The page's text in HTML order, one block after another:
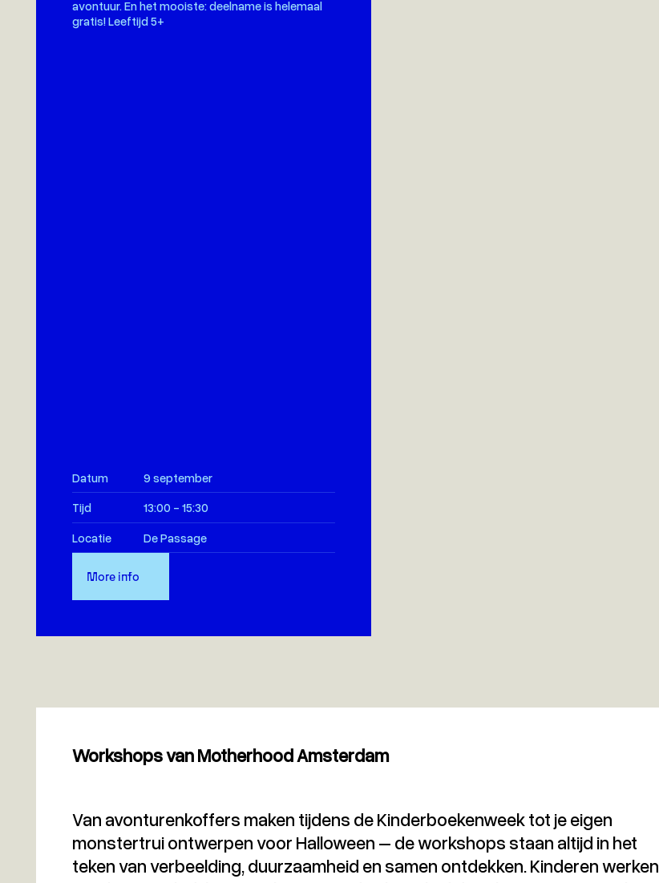
avontuur. En het mooiste: deelname is helemaal
gratis! Leeftijd 5+
Datum 9 september
Tijd 13:00 - 15:30
Locatie De Passage
More info
Workshops van Motherhood Amsterdam
Van avonturenkoffers maken tijdens de Kinderboekenweek tot je eigen
monstertrui ontwerpen voor Halloween – de workshops staan altijd in het
teken van verbeelding, duurzaamheid en samen ontdekken. Kinderen werken